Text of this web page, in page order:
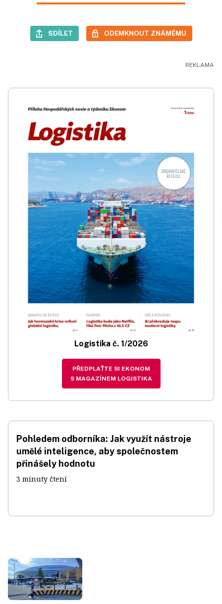
SDÍLET ODEMKNOUT ZNÁMÉMU
Logistika č. 1/2026
PŘEDPLAŤTE SI EKONOM
S MAGAZÍNEM LOGISTIKA
Pohledem odborníka: Jak využít nástroje
umělé inteligence, aby společnostem
přinášely hodnotu
3 minuty čtení